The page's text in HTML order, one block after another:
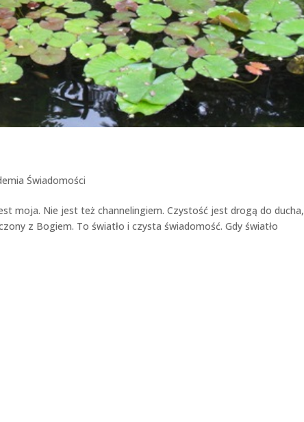
Świadomości
moja. Nie jest też channelingiem. Czystość jest drogą do ducha,
z Bogiem. To światło i czysta świadomość. Gdy światło